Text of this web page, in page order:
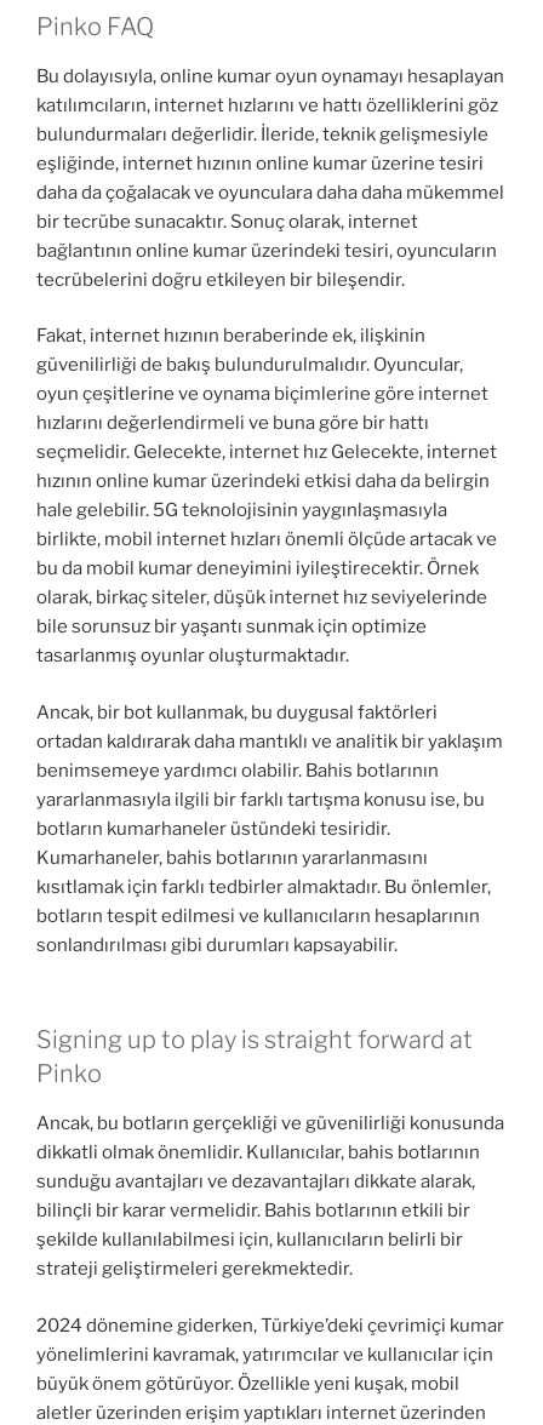
Pinko FAQ
Bu dolayısıyla, online kumar oyun oynamayı hesaplayan
katılımcıların, internet hızlarını ve hattı özelliklerini göz
bulundurmaları değerlidir. İleride, teknik gelişmesiyle
eşliğinde, internet hızının online kumar üzerine tesiri
daha da çoğalacak ve oyunculara daha daha mükemmel
bir tecrübe sunacaktır. Sonuç olarak, internet
bağlantının online kumar üzerindeki tesiri, oyuncuların
tecrübelerini doğru etkileyen bir bileşendir.
Fakat, internet hızının beraberinde ek, ilişkinin
güvenilirliği de bakış bulundurulmalıdır. Oyuncular,
oyun çeşitlerine ve oynama biçimlerine göre internet
hızlarını değerlendirmeli ve buna göre bir hattı
seçmelidir. Gelecekte, internet hız Gelecekte, internet
hızının online kumar üzerindeki etkisi daha da belirgin
hale gelebilir. 5G teknolojisinin yaygınlaşmasıyla
birlikte, mobil internet hızları önemli ölçüde artacak ve
bu da mobil kumar deneyimini iyileştirecektir. Örnek
olarak, birkaç siteler, düşük internet hız seviyelerinde
bile sorunsuz bir yaşantı sunmak için optimize
tasarlanmış oyunlar oluşturmaktadır.
Ancak, bir bot kullanmak, bu duygusal faktörleri
ortadan kaldırarak daha mantıklı ve analitik bir yaklaşım
benimsemeye yardımcı olabilir. Bahis botlarının
yararlanmasıyla ilgili bir farklı tartışma konusu ise, bu
botların kumarhaneler üstündeki tesiridir.
Kumarhaneler, bahis botlarının yararlanmasını
kısıtlamak için farklı tedbirler almaktadır. Bu önlemler,
botların tespit edilmesi ve kullanıcıların hesaplarının
sonlandırılması gibi durumları kapsayabilir.
Signing up to play is straight forward at
Pinko
Ancak, bu botların gerçekliği ve güvenilirliği konusunda
dikkatli olmak önemlidir. Kullanıcılar, bahis botlarının
sunduğu avantajları ve dezavantajları dikkate alarak,
bilinçli bir karar vermelidir. Bahis botlarının etkili bir
şekilde kullanılabilmesi için, kullanıcıların belirli bir
strateji geliştirmeleri gerekmektedir.
2024 dönemine giderken, Türkiye’deki çevrimiçi kumar
yönelimlerini kavramak, yatırımcılar ve kullanıcılar için
büyük önem götürüyor. Özellikle yeni kuşak, mobil
aletler üzerinden erişim yaptıkları internet üzerinden